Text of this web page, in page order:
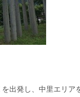
出発し、中里エリア